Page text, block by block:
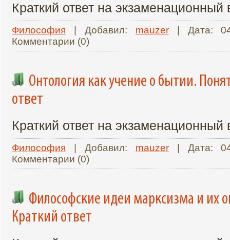
Краткий ответ на
Философия | Добавил: mauzer| Дата:
Комментарии (0)
Онтология как учение о бытии.
ответ
Краткий ответ на
Философия | Добавил: mauzer| Дата:
Комментарии (0)
Философские идеи марксизма и их
Краткий ответ